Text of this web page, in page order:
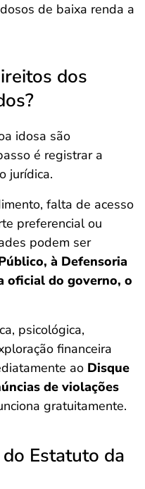
de baixa renda a
dos
idosa são
é registrar a
jurídica.
falta de acesso
preferencial ou
podem ser
à Defensoria
oficial do governo, o
psicológica,
financeira
ao Disque
de violações
gratuitamente.
Estatuto da